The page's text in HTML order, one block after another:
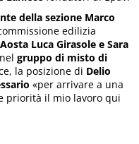
della sezione Marco
edilizia
Luca Girasole e Sara
gruppo di misto di
la posizione di Delio
«per arrivare a una
priorità il mio lavoro qui